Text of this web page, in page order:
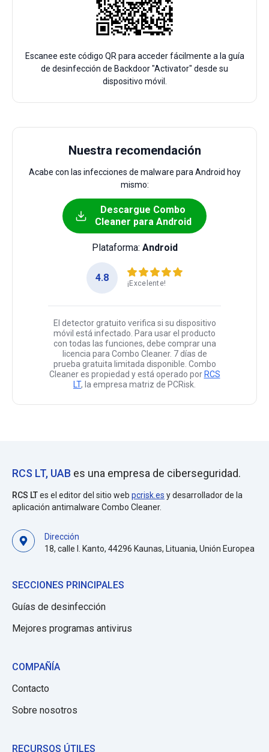
Escanee este código QR para acceder fácilmente a la guía
de desinfección de Backdoor "Activator" desde su
dispositivo móvil.
Nuestra recomendación
Acabe con las infecciones de malware para Android hoy
mismo:
Descargue Combo
Cleaner para Android
Plataforma: Android
4.8
¡Excelente!
El detector gratuito verifica si su dispositivo
móvil está infectado. Para usar el producto
con todas las funciones, debe comprar una
licencia para Combo Cleaner. 7 días de
prueba gratuita limitada disponible. Combo
Cleaner es propiedad y está operado por RCS
LT, la empresa matriz de PCRisk.
RCS LT, UAB es una empresa de ciberseguridad.
RCS LTes el editor del sitio web pcrisk.es y desarrollador de la
aplicación antimalware Combo Cleaner.
Dirección
18, calle I. Kanto, 44296 Kaunas, Lituania, Unión Europea
SECCIONES PRINCIPALES
Guías de desinfección
Mejores programas antivirus
COMPAÑÍA
Contacto
Sobre nosotros
RECURSOS ÚTILES